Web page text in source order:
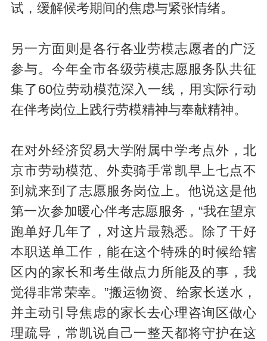
试，缓解候考期间的焦虑与紧张情绪。
另一方面则是各行各业劳模志愿者的广泛
参与。今年全市各级劳模志愿服务队共征
集了60位劳动模范深入一线，用实际行动
在伴考岗位上践行劳模精神与奉献精神。
在对外经济贸易大学附属中学考点外，北
京市劳动模范、外卖骑手常凯早上七点不
到就来到了志愿服务岗位上。他说这是他
第一次参加暖心伴考志愿服务，“我在望京
跑单好几年了，对这片最熟悉。除了干好
本职送单工作，能在这个特殊的时候给辖
区内的家长和考生做点力所能及的事，我
觉得非常荣幸。”搬运物资、给家长送水，
并主动引导焦虑的家长去心理咨询区做心
理疏导，常凯说自己一整天都将守护在这